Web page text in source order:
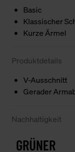
Basic
Klassischer
Kurze Ärmel
Produktdetails
V-Ausschnitt
Gerader
Nachhaltigkeit